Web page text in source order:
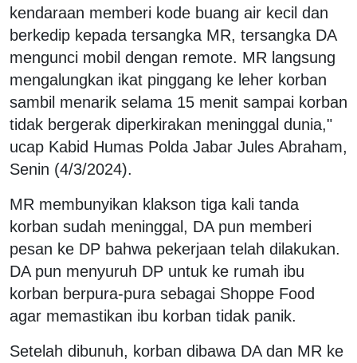
kendaraan memberi kode buang air kecil dan
berkedip kepada tersangka MR, tersangka DA
mengunci mobil dengan remote. MR langsung
mengalungkan ikat pinggang ke leher korban
sambil menarik selama 15 menit sampai korban
tidak bergerak diperkirakan meninggal dunia,"
ucap Kabid Humas Polda Jabar Jules Abraham,
Senin (4/3/2024).
MR membunyikan klakson tiga kali tanda
korban sudah meninggal, DA pun memberi
pesan ke DP bahwa pekerjaan telah dilakukan.
DA pun menyuruh DP untuk ke rumah ibu
korban berpura-pura sebagai Shoppe Food
agar memastikan ibu korban tidak panik.
Setelah dibunuh, korban dibawa DA dan MR ke